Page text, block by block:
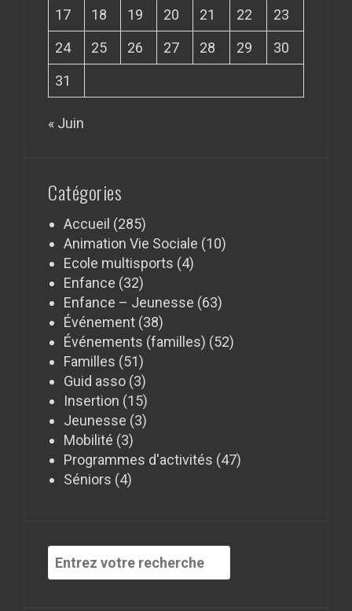
17
18 19 20 21 22
23
24
25 26 27 28 29
30
31
« Juin
Catégories
Accueil (285)
Animation Vie Sociale (10)
Ecole multisports (4)
Enfance (32)
Enfance – Jeunesse (63)
Événement (38)
Événements (familles) (52)
Familles (51)
Guid asso (3)
Insertion (15)
Jeunesse (3)
Mobilité (3)
Programmes d'activités (47)
Séniors (4)
Recherche
pour